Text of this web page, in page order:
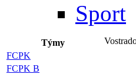
Sport
Týmy
FCPK
FCPK B